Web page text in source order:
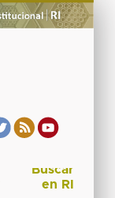
Buscar
en RI